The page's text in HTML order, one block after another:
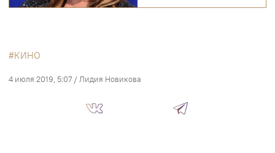
КИНО
4 июля 2019, 5:07 / Лидия Новикова